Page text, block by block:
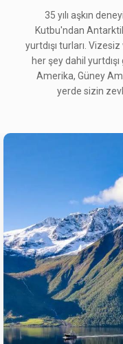
35 yılı aşkın
Kutbu'ndan
yurtdışı turları.
her şey dahil
Amerika, Güney
yerde sizin